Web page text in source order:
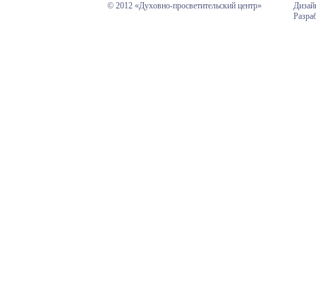
© 2012 «Духовно-просветительский центр»